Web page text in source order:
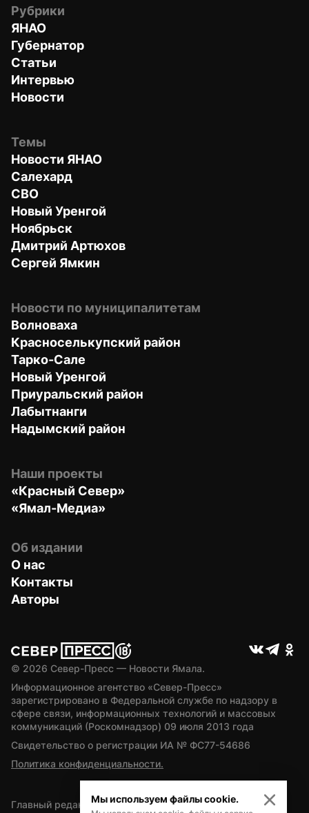
Рубрики
ЯНАО
Губернатор
Статьи
Интервью
Новости
Темы
Новости ЯНАО
Салехард
СВО
Новый Уренгой
Ноябрьск
Дмитрий Артюхов
Сергей Ямкин
Новости по муниципалитетам
Волноваха
Красноселькупский район
Тарко-Сале
Новый Уренгой
Приуральский район
Лабытнанги
Надымский район
Наши проекты
«Красный Север»
«Ямал-Медиа»
Об издании
О нас
Контакты
Авторы
© 2026 Север-Пресс — Новости Ямала.
Информационное агентство «Север-Пресс»
зарегистрировано в Федеральной службе по надзору в
сфере связи, информационных технологий и массовых
коммуникаций (Роскомнадзор) 09 июля 2013 года
Свидетельство о регистрации ИА № ФС77-54686
Политика конфиденциальности.
Главный редактор — А.Л. Поздеев
Мы используем файлы cookie.